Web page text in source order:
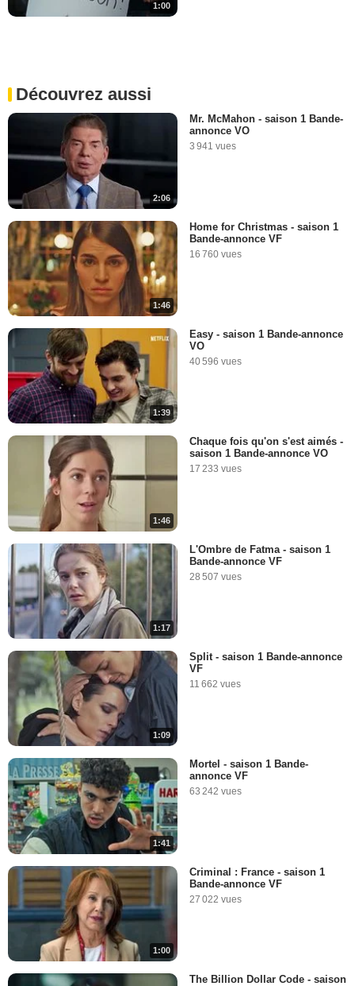
1:00
Découvrez aussi
2:06
Mr. McMahon - saison 1 Bande-
annonce VO
3 941 vues
1:46
Home for Christmas - saison 1
Bande-annonce VF
16 760 vues
1:39
Easy - saison 1 Bande-annonce
VO
40 596 vues
1:46
Chaque fois qu'on s'est aimés -
saison 1 Bande-annonce VO
17 233 vues
1:17
L'Ombre de Fatma - saison 1
Bande-annonce VF
28 507 vues
1:09
Split - saison 1 Bande-annonce
VF
11 662 vues
1:41
Mortel - saison 1 Bande-
annonce VF
63 242 vues
1:00
Criminal : France - saison 1
Bande-annonce VF
27 022 vues
The Billion Dollar Code - saison